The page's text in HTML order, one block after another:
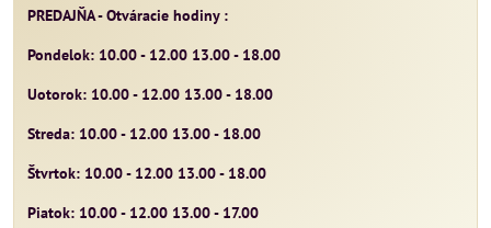
PREDAJŇA - Otváracie hodiny :
Pondelok: 10.00 - 12.00 13.00 - 18.00
Uotorok: 10.00 - 12.00 13.00 - 18.00
Streda: 10.00 - 12.00 13.00 - 18.00
Štvrtok: 10.00 - 12.00 13.00 - 18.00
Piatok: 10.00 - 12.00 13.00 - 17.00